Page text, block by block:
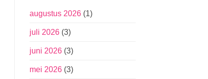
augustus 2026(1)
juli 2026(3)
juni 2026(3)
mei 2026(3)